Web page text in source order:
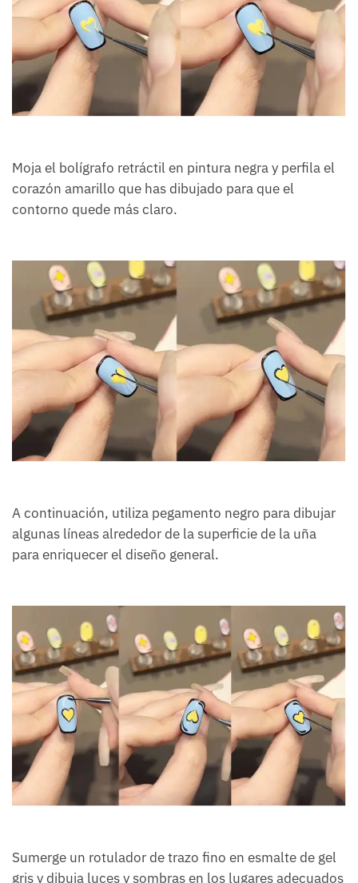
Moja el bolígrafo retráctil en pintura negra y perfila el
corazón amarillo que has dibujado para que el
contorno quede más claro.
A continuación, utiliza pegamento negro para dibujar
algunas líneas alrededor de la superficie de la uña
para enriquecer el diseño general.
Sumerge un rotulador de trazo fino en esmalte de gel
gris y dibuja luces y sombras en los lugares adecuados